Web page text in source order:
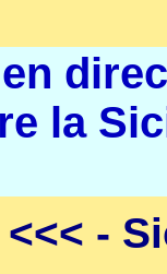
la
<<< -